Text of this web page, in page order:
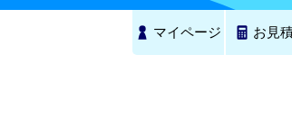
マイページ お見